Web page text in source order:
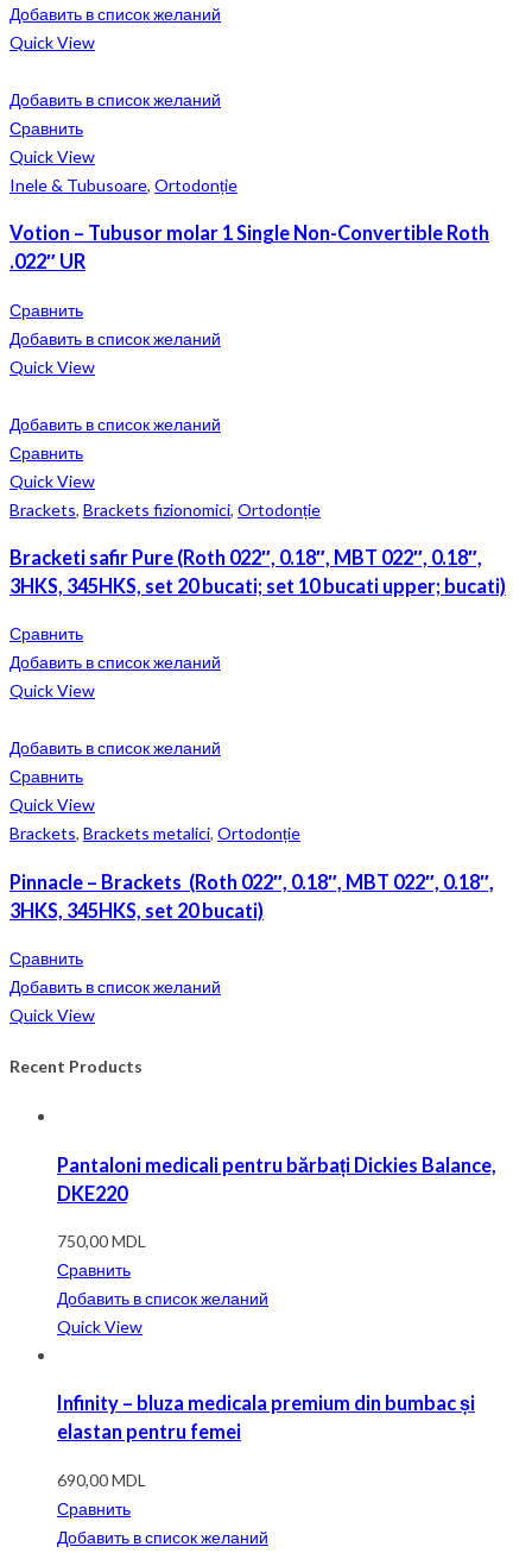
Добавить в список желаний
Quick View
Добавить в список желаний
Сравнить
Quick View
Inele & Tubusoare, Ortodonție
Votion – Tubusor molar 1 Single Non-Convertible Roth
.022″ UR
Сравнить
Добавить в список желаний
Quick View
Добавить в список желаний
Сравнить
Quick View
Brackets, Brackets fizionomici, Ortodonție
Bracketi safir Pure (Roth 022″, 0.18″, MBT 022″, 0.18″,
3HKS, 345HKS, set 20 bucati; set 10 bucati upper; bucati)
Сравнить
Добавить в список желаний
Quick View
Добавить в список желаний
Сравнить
Quick View
Brackets, Brackets metalici, Ortodonție
Pinnacle – Brackets (Roth 022″, 0.18″, MBT 022″, 0.18″,
3HKS, 345HKS, set 20 bucati)
Сравнить
Добавить в список желаний
Quick View
Recent Products
Pantaloni medicali pentru bărbați Dickies Balance,
DKE220
750,00MDL
Сравнить
Добавить в список желаний
Quick View
Infinity – bluza medicala premium din bumbac și
elastan pentru femei
690,00MDL
Сравнить
Добавить в список желаний